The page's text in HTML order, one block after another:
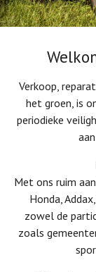
Verkoop,
het groen, is
periodieke
Met ons ruim
Honda,
zowel de
zoals